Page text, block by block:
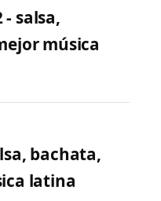
- salsa,
música
bachata,
latina